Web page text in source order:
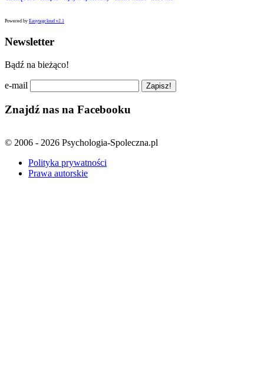
Powered by Easytagcloud v2.1
Newsletter
Bądź na bieżąco!
e-mail
Znajdź nas na Facebooku
© 2006 - 2026 Psychologia-Spoleczna.pl
Polityka prywatności
Prawa autorskie